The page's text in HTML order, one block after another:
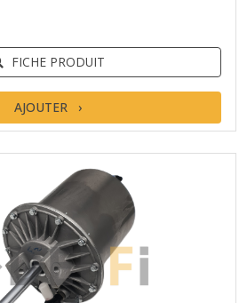
FICHE PRODUIT
AJOUTER